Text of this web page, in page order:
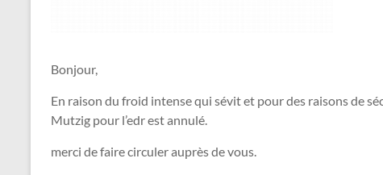
Bonjour,
En raison du froid intense qui sévit et pour des raisons de
Mutzig pour l’edr est annulé.
merci de faire circuler auprès de vous.